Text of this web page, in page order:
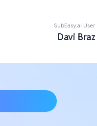
SubEasy.ai User
Davi Braz